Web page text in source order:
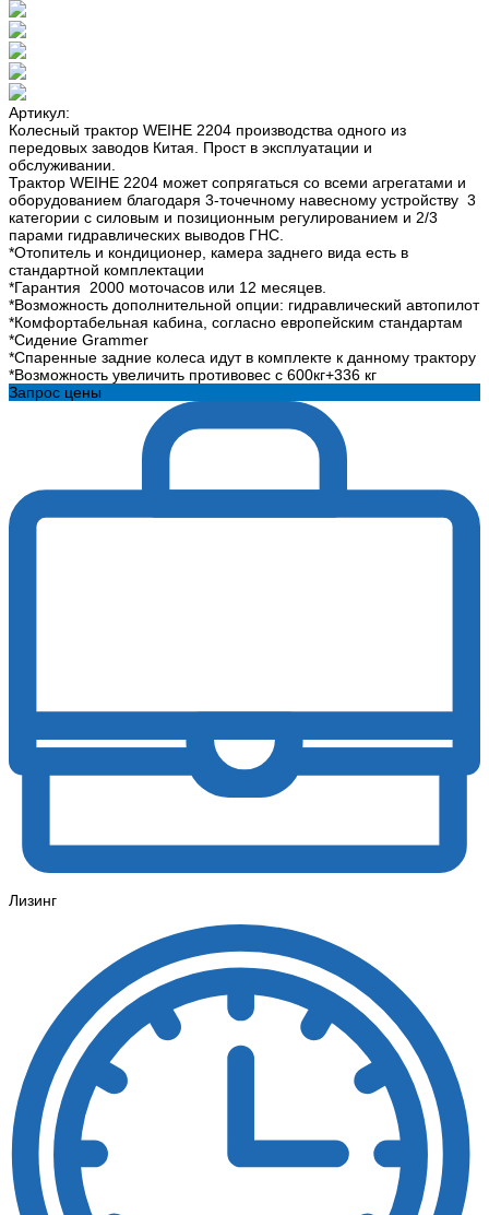
Артикул:
Колесный трактор WEIHE 2204 производства одного из
передовых заводов Китая. Прост в эксплуатации и
обслуживании.
Трактор WEIHE 2204 может сопрягаться со всеми агрегатами и
оборудованием благодаря 3-точечному навесному устройству 3
категории с силовым и позиционным регулированием и 2/3
парами гидравлических выводов ГНС.
*Отопитель и кондиционер, камера заднего вида есть в
стандартной комплектации
*Гарантия 2000 моточасов или 12 месяцев.
*Возможность дополнительной опции: гидравлический автопилот
*Комфортабельная кабина, согласно европейским стандартам
*Сидение Grammer
*Спаренные задние колеса идут в комплекте к данному трактору
*Возможность увеличить противовес с 600кг+336 кг
Запрос цены
Лизинг